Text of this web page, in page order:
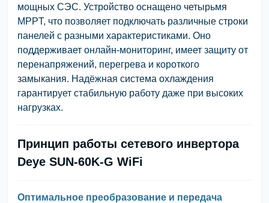
мощных СЭС. Устройство оснащено четырьмя
MPPT, что позволяет подключать различные строки
панелей с разными характеристиками. Оно
поддерживает онлайн-мониторинг, имеет защиту от
перенапряжений, перегрева и короткого
замыкания. Надёжная система охлаждения
гарантирует стабильную работу даже при высоких
нагрузках.
Принцип работы сетевого инвертора
Deye SUN-60K-G WiFi
Оптимальное преобразование и передача